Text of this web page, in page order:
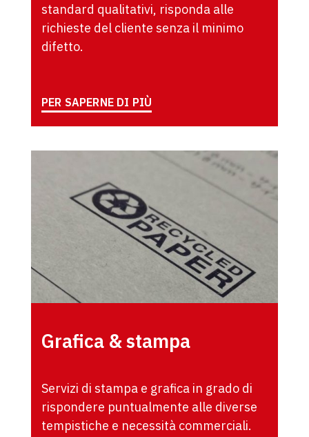
standard qualitativi, risponda alle
richieste del cliente senza il minimo
difetto.
PER SAPERNE DI PIÙ
Grafica & stampa
Servizi di stampa e grafica in grado di
rispondere puntualmente alle diverse
tempistiche e necessità commerciali.